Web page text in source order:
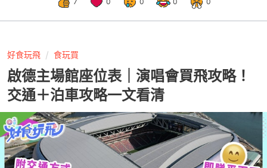
好食玩飛 食玩買
啟德主場館座位表｜演唱會買飛攻略！
交通＋泊車攻略一文看清